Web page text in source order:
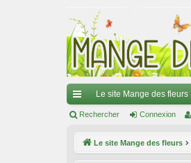
ac
Le site Mange des fleurs
Rechercher Connexion
Le site Mange des fleurs